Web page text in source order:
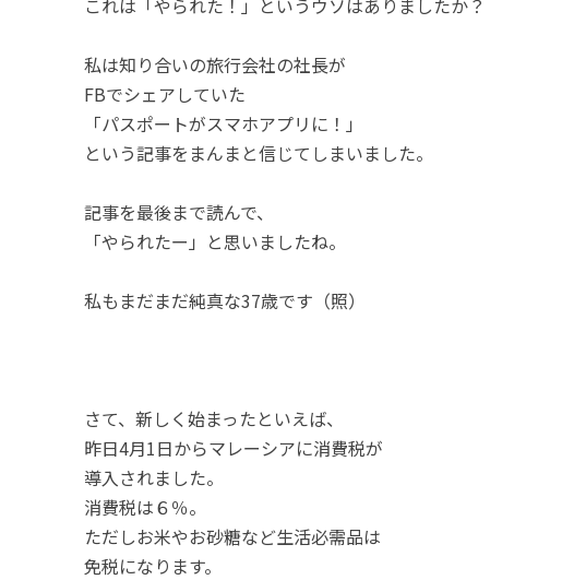
これは「やられた！」というウソはありましたか？
私は知り合いの旅行会社の社長が
FBでシェアしていた
「パスポートがスマホアプリに！」
という記事をまんまと信じてしまいました。
記事を最後まで読んで、
「やられたー」と思いましたね。
私もまだまだ純真な37歳です（照）
さて、新しく始まったといえば、
昨日4月1日からマレーシアに消費税が
導入されました。
消費税は６％。
ただしお米やお砂糖など生活必需品は
免税になります。